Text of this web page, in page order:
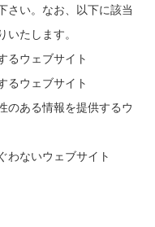
さい。なお、以下に該当
たします。
るウェブサイト
るウェブサイト
のある情報を提供するウ
わないウェブサイト